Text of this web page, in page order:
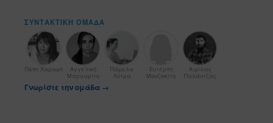
ΣΥΝΤΑΚΤΙΚΉ ΟΜΆΔΑ
Πόπη Χαραμή
Αγγελική
Μαργαρίτη
Πάμελα
Λύτρα
Ευτέρπη
Μουζακίτη
Αιμίλιος
Παλάντζας
Γνωρίστε την ομάδα →